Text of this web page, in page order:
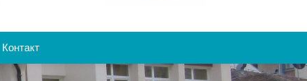
Контакт